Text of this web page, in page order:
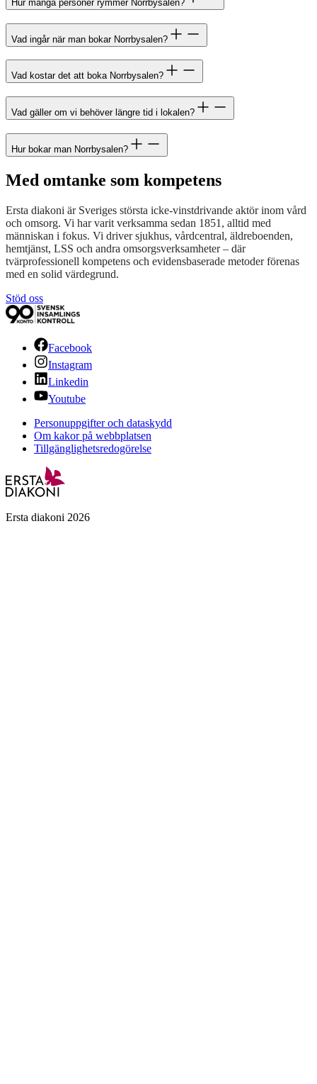
Hur många personer rymmer Norrbysalen?
Vad ingår när man bokar Norrbysalen?
Vad kostar det att boka Norrbysalen?
Vad gäller om vi behöver längre tid i lokalen?
Hur bokar man Norrbysalen?
Med omtanke som kompetens
Ersta diakoni är Sveriges största icke-vinstdrivande aktör inom vård
och omsorg. Vi har varit verksamma sedan 1851, alltid med
människan i fokus. Vi driver sjukhus, vårdcentral, äldreboenden,
hemtjänst, LSS och andra omsorgsverksamheter – där
tvärprofessionell kompetens och evidensbaserade metoder förenas
med en solid värdegrund.
Stöd oss
Facebook
Instagram
Linkedin
Youtube
Personuppgifter och dataskydd
Om kakor på webbplatsen
Tillgänglighetsredogörelse
Ersta diakoni 2026